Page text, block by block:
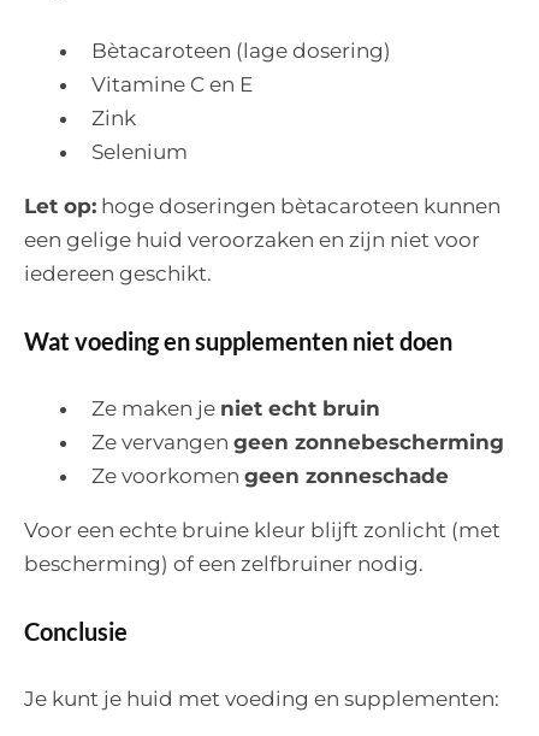
Bètacaroteen (lage dosering)
Vitamine C en E
Zink
Selenium
Let op: hoge doseringen bètacaroteen kunnen
een gelige huid veroorzaken en zijn niet voor
iedereen geschikt.
Wat voeding en supplementen niet doen
Ze maken je niet echt bruin
Ze vervangen geen zonnebescherming
Ze voorkomen geen zonneschade
Voor een echte bruine kleur blijft zonlicht (met
bescherming) of een zelfbruiner nodig.
Conclusie
Je kunt je huid met voeding en supplementen: